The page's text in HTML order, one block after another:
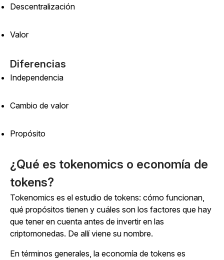
Descentralización
Valor
Diferencias
Independencia
Cambio de valor
Propósito
¿Qué es tokenomics o economía de
tokens?
Tokenomics es el estudio de tokens: cómo funcionan,
qué propósitos tienen y cuáles son los factores que hay
que tener en cuenta antes de invertir en las
criptomonedas. De allí viene su nombre.
En términos generales, la economía de tokens es